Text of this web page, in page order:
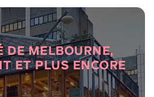
DE MELBOURNE,
ET PLUS ENCORE